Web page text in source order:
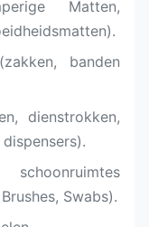
Matten,
banden
dienstrokken,
Swabs).